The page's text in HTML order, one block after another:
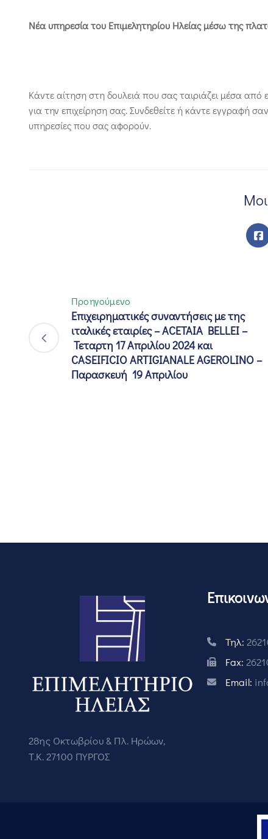
Νέα υπηρεσία του Επιμελητηρίου Ηλείας μέσω της
Κάντε αίτηση στη δουλειά που σας ταιριάζει μέσα από
για την επιχείρηση σας. Συνδεθείτε ή κάντε εγγραφή
υπηρεσίες που σας αφορούν.
Προηγούμενο
Επιχειρηματικές συναντήσεις με της
ιταλικές εταιρίες – ACETAIA BELLEI –
Τεταρτη 17 Απριλίου 2024 και
CASEIFICIO ARTIGIANALE AGEROLINO –
Παρασκευή 19 Απριλίου
28ης Οκτωβρίου & Πλ. Ηρώων,
Τ.Κ. 27100 ΠΥΡΓΟΣ
Τηλ:
Fax:
Email: